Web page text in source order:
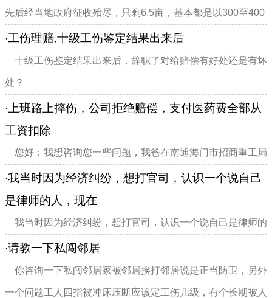
先后经当地政府征收殆尽，只剩6.5亩，基本都是以300至400
元每亩一次性补偿了结，人员没有安置。其中已有200多亩转
为国有，村民自2007年以来无数次向上级各有关...
·工伤理赔,十级工伤鉴定结果出来后
十级工伤鉴定结果出来后，辞职了对给赔偿有好处还是有坏
处？
·
上班路上摔伤，公司拒绝赔偿，支付医药费全部从
工资扣除
您好：我想咨询您一些问题，我爸在南通海门市招商重工局
上班，由于之前一直上班那条路上在施工，旁边有警示提醒，
但是没有专门人员看守，我爸从那过摔倒，住了一个多星期
院，前期公司支付的医药费，住院的时候公司...
·我当时因为经济纠纷，想打官司，认识一个说自己
是律师的人，现在
我当时因为经济纠纷，想打官司，认识一个说自己是律师的
人，现在这个律师借钱不还，拉黑我
·请教一下私闯邻居
你咨询一下私闯邻居家被邻居挨打邻居说是正当防卫，另外
一个问题工人四指被冲床压断应该定工伤几级，有个长期被人